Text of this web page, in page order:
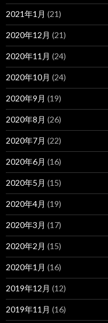
2021年1月 (21)
2020年12月 (21)
2020年11月 (24)
2020年10月 (24)
2020年9月 (19)
2020年8月 (26)
2020年7月 (22)
2020年6月 (16)
2020年5月 (15)
2020年4月 (19)
2020年3月 (17)
2020年2月 (15)
2020年1月 (16)
2019年12月 (12)
2019年11月 (16)